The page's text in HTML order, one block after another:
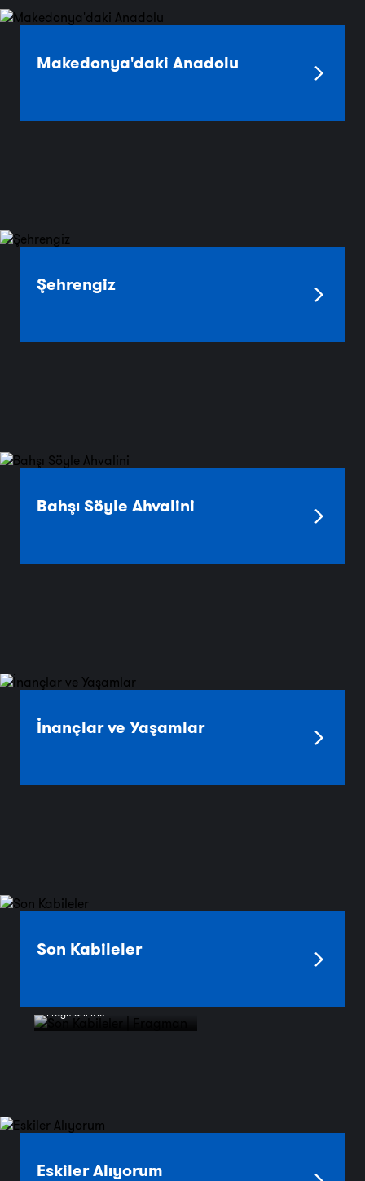
Makedonya'daki Anadolu
Şehrengiz
Bahşı Söyle Ahvalini
İnançlar ve Yaşamlar
Son Kabileler
Fragmanı İzle
Eskiler Alıyorum